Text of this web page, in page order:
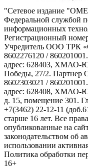
"Сетевое издание
Федеральной службой
информационных
Регистрационный
Учредитель ООО ТРК
8602276120 /
адрес: 628403, ХМАО-
Победы, 27/2.
8602303021 /
адрес: 628408, ХМАО-
д. 15, помещение 301.
+7(3462) 22-12-11
старше 16 лет. Все
опубликованные на
законодательством об
использовании
Политика обработки
16+